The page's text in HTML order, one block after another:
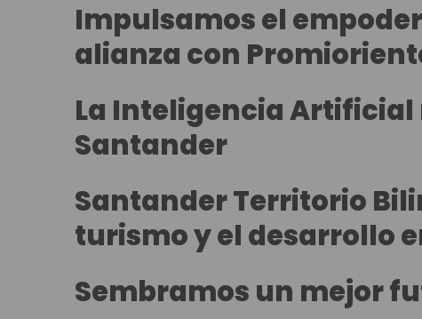
Impulsamos el
alianza con
La Inteligencia
Santander
Santander Territorio
turismo y el desarrollo
Sembramos un mejor